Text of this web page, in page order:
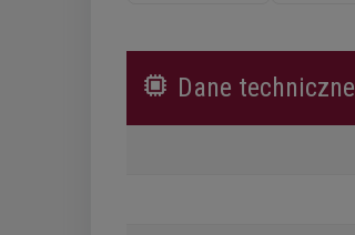
Dane techniczne